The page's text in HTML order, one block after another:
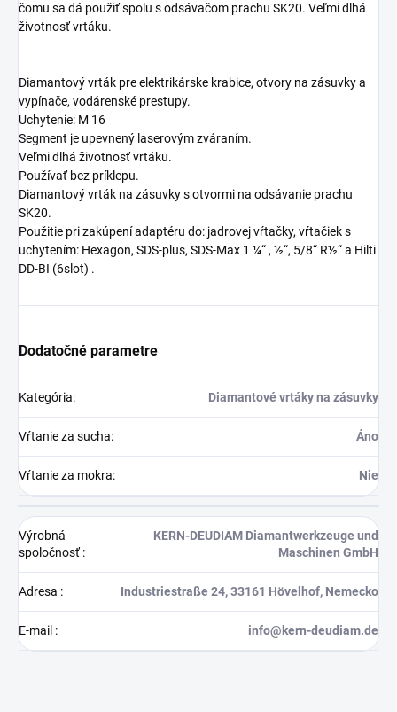
čomu sa dá použiť spolu s odsávačom prachu SK20. Veľmi dlhá
životnosť vrtáku.
Diamantový vrták pre elektrikárske krabice, otvory na zásuvky a
vypínače, vodárenské prestupy.
Uchytenie: M 16
Segment je upevnený laserovým zváraním.
Veľmi dlhá životnosť vrtáku.
Používať bez príklepu.
Diamantový vrták na zásuvky s otvormi na odsávanie prachu
SK20.
Použitie pri zakúpení adaptéru do: jadrovej vŕtačky, vŕtačiek s
uchytením: Hexagon, SDS-plus, SDS-Max 1 ¼“ , ½“, 5/8“ R½“ a Hilti
DD-BI (6slot) .
Dodatočné parametre
Kategória: Diamantové vrtáky na zásuvky
Vŕtanie za sucha: Áno
Vŕtanie za mokra: Nie
Výrobná
spoločnosť:
KERN-DEUDIAM Diamantwerkzeuge und
Maschinen GmbH
Adresa : Industriestraße 24, 33161 Hövelhof, Nemecko
E-mail : info@kern-deudiam.de